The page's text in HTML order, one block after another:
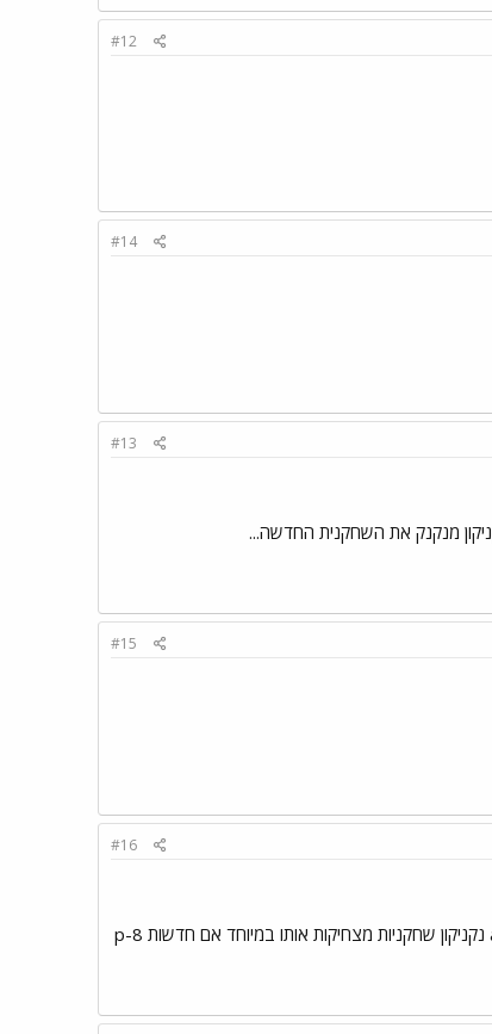
#12
#14
#13
מנקנק את השחקנית החדשה...
#15
#16